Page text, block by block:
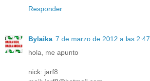
Responder
Bylaika 7 de marzo de 2012 a las 2:47
hola, me apunto
nick: jarf8